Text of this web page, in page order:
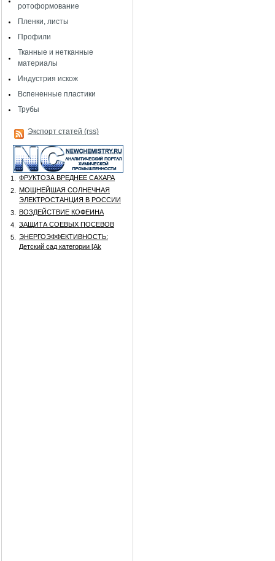
ротоформование
Пленки, листы
Профили
Тканные и нетканные
материалы
Индустрия искож
Вспененные пластики
Трубы
Экспорт статей (rss)
1.
ФРУКТОЗА ВРЕДНЕЕ САХАРА
2.
МОЩНЕЙШАЯ СОЛНЕЧНАЯ
ЭЛЕКТРОСТАНЦИЯ В РОССИИ
3.
ВОЗДЕЙСТВИЕ КОФЕИНА
4.
ЗАЩИТА СОЕВЫХ ПОСЕВОВ
5.
ЭНЕРГОЭФФЕКТИВНОСТЬ:
Детский сад категории [Аk